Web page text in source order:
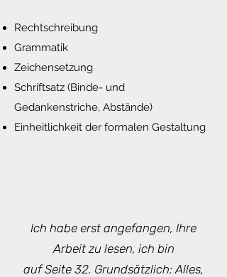
Rechtschreibung
Grammatik
Zeichensetzung
Schriftsatz (Binde- und
Gedankenstriche, Abstände)
Einheitlichkeit der formalen Gestaltung
Ich habe erst angefangen, Ihre
Arbeit zu lesen, ich bin
auf Seite 32. Grundsätzlich: Alles,